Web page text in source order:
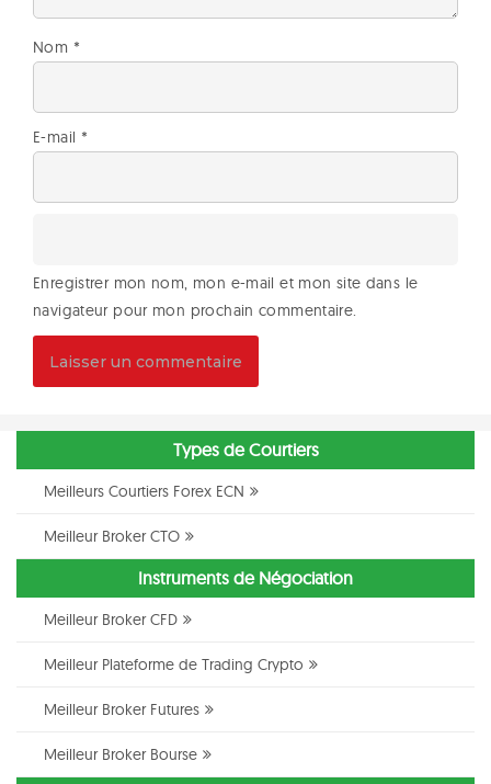
Nom *
E-mail *
Enregistrer mon nom, mon e-mail et mon site dans le
navigateur pour mon prochain commentaire.
Types de Courtiers
Meilleurs Courtiers Forex ECN
Meilleur Broker CTO
Instruments de Négociation
Meilleur Broker CFD
Meilleur Plateforme de Trading Crypto
Meilleur Broker Futures
Meilleur Broker Bourse